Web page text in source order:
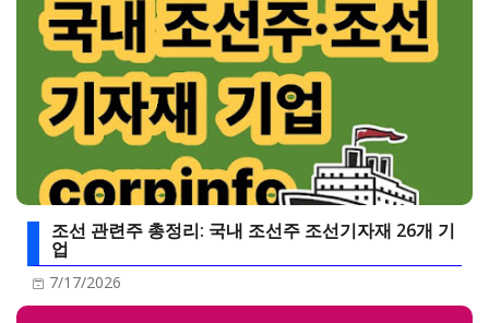
조선 관련주 총정리: 국내 조선주 조선기자재 26개 기
업
7/17/2026